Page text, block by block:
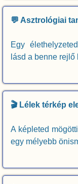
💬 Asztrológiai
Egy
lásd a benne rejlő
🎬 Lélek térkép
A képleted
egy mélyebb